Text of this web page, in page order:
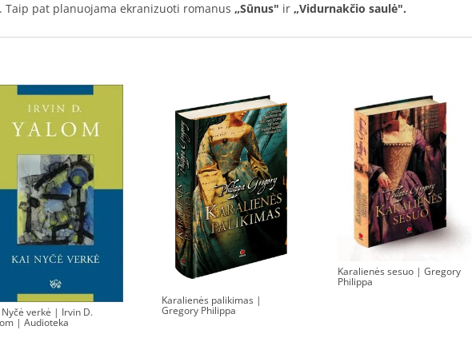
Taip pat planuojama ekranizuoti romanus „Sūnus" ir „Vidurnakčio saulė".
Nyčė verkė | Irvin D.
| Audioteka
Karalienės palikimas |
Gregory Philippa
Karalienės sesuo | Gregory
Philippa